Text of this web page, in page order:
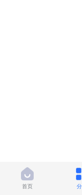
首页